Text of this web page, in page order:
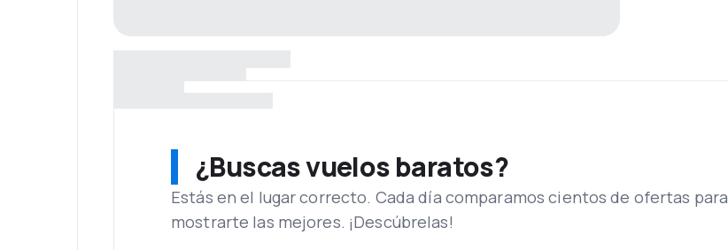
¿Buscas vuelos baratos?
Estás en el lugar correcto. Cada día comparamos cientos de ofertas para
mostrarte las mejores. ¡Descúbrelas!